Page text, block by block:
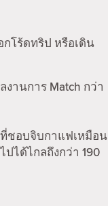
โร้ดทริป หรือเดิน
านการ Match กว่า
ชอบจิบกาแฟเหมือน
ได้ไกลถึงกว่า 190